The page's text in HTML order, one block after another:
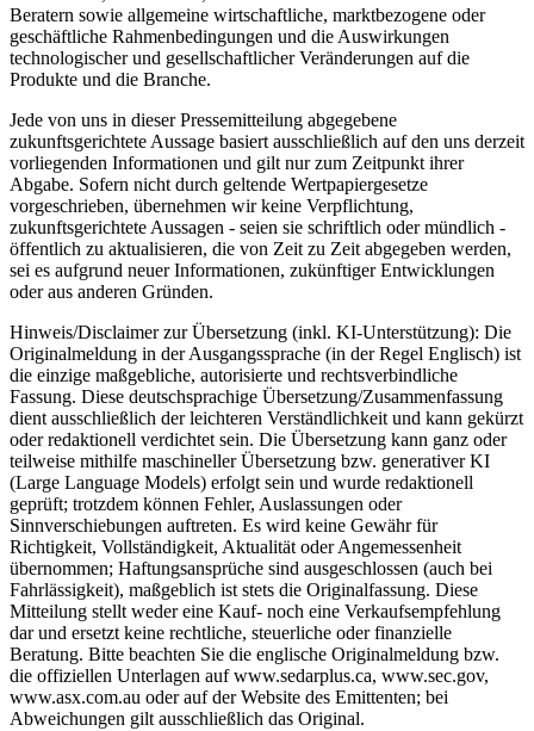
Beratern sowie allgemeine wirtschaftliche, marktbezogene oder
geschäftliche Rahmenbedingungen und die Auswirkungen
technologischer und gesellschaftlicher Veränderungen auf die
Produkte und die Branche.
Jede von uns in dieser Pressemitteilung abgegebene
zukunftsgerichtete Aussage basiert ausschließlich auf den uns derzeit
vorliegenden Informationen und gilt nur zum Zeitpunkt ihrer
Abgabe. Sofern nicht durch geltende Wertpapiergesetze
vorgeschrieben, übernehmen wir keine Verpflichtung,
zukunftsgerichtete Aussagen - seien sie schriftlich oder mündlich -
öffentlich zu aktualisieren, die von Zeit zu Zeit abgegeben werden,
sei es aufgrund neuer Informationen, zukünftiger Entwicklungen
oder aus anderen Gründen.
Hinweis/Disclaimer zur Übersetzung (inkl. KI-Unterstützung): Die
Originalmeldung in der Ausgangssprache (in der Regel Englisch) ist
die einzige maßgebliche, autorisierte und rechtsverbindliche
Fassung. Diese deutschsprachige Übersetzung/Zusammenfassung
dient ausschließlich der leichteren Verständlichkeit und kann gekürzt
oder redaktionell verdichtet sein. Die Übersetzung kann ganz oder
teilweise mithilfe maschineller Übersetzung bzw. generativer KI
(Large Language Models) erfolgt sein und wurde redaktionell
geprüft; trotzdem können Fehler, Auslassungen oder
Sinnverschiebungen auftreten. Es wird keine Gewähr für
Richtigkeit, Vollständigkeit, Aktualität oder Angemessenheit
übernommen; Haftungsansprüche sind ausgeschlossen (auch bei
Fahrlässigkeit), maßgeblich ist stets die Originalfassung. Diese
Mitteilung stellt weder eine Kauf- noch eine Verkaufsempfehlung
dar und ersetzt keine rechtliche, steuerliche oder finanzielle
Beratung. Bitte beachten Sie die englische Originalmeldung bzw.
die offiziellen Unterlagen auf www.sedarplus.ca, www.sec.gov,
www.asx.com.au oder auf der Website des Emittenten; bei
Abweichungen gilt ausschließlich das Original.